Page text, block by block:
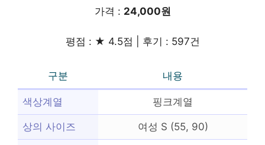
가격 : 24,000원
평점 : ★ 4.5점 | 후기 : 597건
구분 내용
색상계열 핑크계열
상의 사이즈 여성 S (55, 90)